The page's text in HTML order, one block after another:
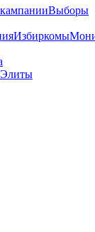
Выборы
Избиркомы
Элиты